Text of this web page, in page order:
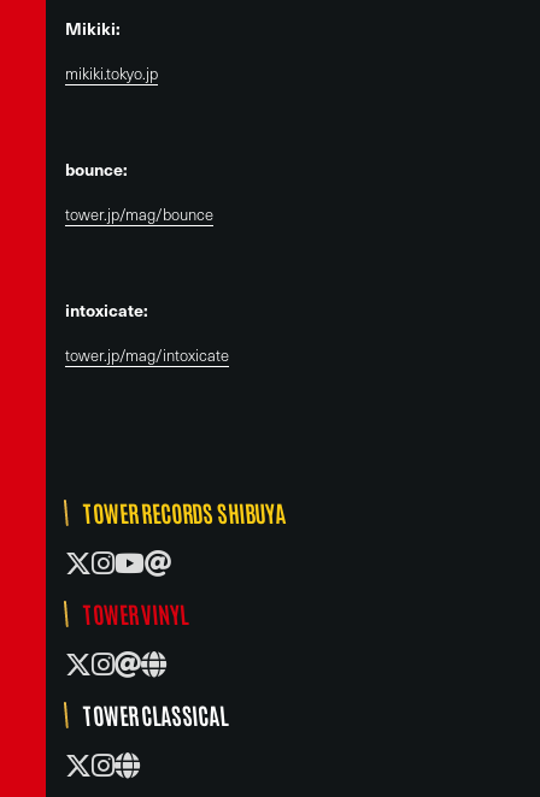
Mikiki:
mikiki.tokyo.jp
bounce:
tower.jp/mag/bounce
intoxicate:
tower.jp/mag/intoxicate
TOWER RECORDS SHIBUYA
TOWER VINYL
TOWER CLASSICAL